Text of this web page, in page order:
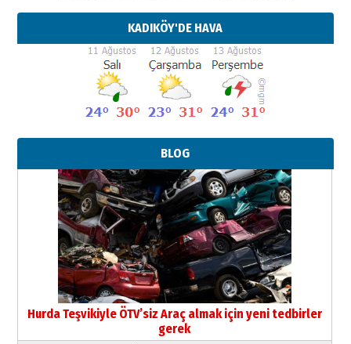
KADIKÖY'DE HAVA
BLOG
Hurda Teşvikiyle ÖTV’siz Araç almak için yeni tedbirler
gerek